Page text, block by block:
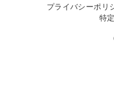
プライバシーポリ
特